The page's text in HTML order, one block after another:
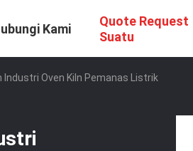
Kami
Quote Request
Suatu
Industri Oven Kiln Pemanas Listrik